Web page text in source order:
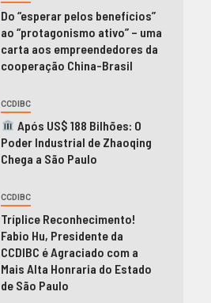
Do “esperar pelos benefícios”
ao “protagonismo ativo” – uma
carta aos empreendedores da
cooperação China-Brasil
CCDIBC
Após US$ 188 Bilhões: O
Poder Industrial de Zhaoqing
Chega a São Paulo
CCDIBC
Tríplice Reconhecimento!
Fabio Hu, Presidente da
CCDIBC é Agraciado com a
Mais Alta Honraria do Estado
de São Paulo